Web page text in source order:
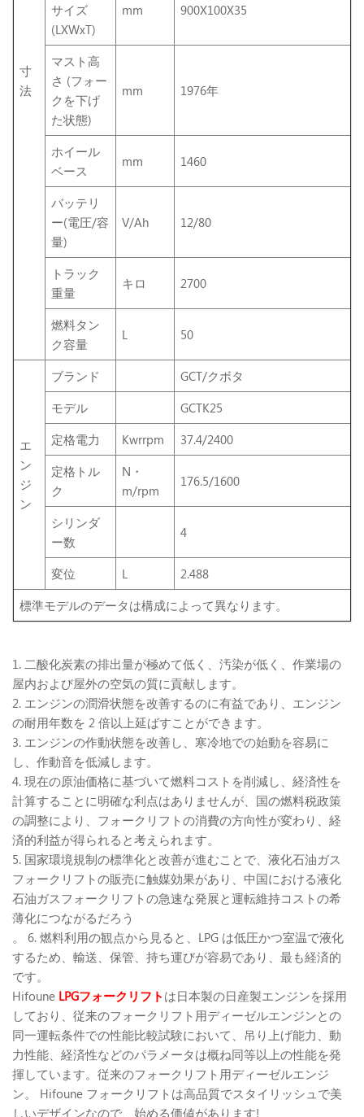
寸
法
サイズ
(LXWxT)
mm 900X100X35
マスト高
さ (フォー
クを下げ
た状態)
mm 1976年
ホイール
ベース
mm 1460
バッテリ
ー(電圧/容
量)
V/Ah 12/80
トラック
重量
キロ 2700
燃料タン
ク容量
L 50
エ
ン
ジ
ン
ブランド
GCT/クボタ
モデル
GCTK25
定格電力
Kwrrpm
37.4/2400
定格トル
ク
N・
m/rpm
176.5/1600
シリンダ
ー数
4
変位 L
2.488
標準モデルのデータは構成によって異なります。
1. 二酸化炭素の排出量が極めて低く、汚染が低く、作業場の
屋内および屋外の空気の質に貢献します。
2. エンジンの潤滑状態を改善するのに有益であり、エンジン
の耐用年数を 2 倍以上延ばすことができます。
3. エンジンの作動状態を改善し、寒冷地での始動を容易に
し、作動音を低減します。
4. 現在の原油価格に基づいて燃料コストを削減し、経済性を
計算することに明確な利点はありませんが、国の燃料税政策
の調整により、フォークリフトの消費の方向性が変わり、経
済的利益が得られると考えられます。
5. 国家環境規制の標準化と改善が進むことで、液化石油ガス
フォークリフトの販売に触媒効果があり、中国における液化
石油ガスフォークリフトの急速な発展と運転維持コストの希
薄化につながるだろう
。 6. 燃料利用の観点から見ると、LPG は低圧かつ室温で液化
するため、輸送、保管、持ち運びが容易であり、最も経済的
です。
Hifoune LPGフォークリフト は日本製の日産製エンジンを採用
しており、従来のフォークリフト用ディーゼルエンジンとの
同一運転条件での性能比較試験において、吊り上げ能力、動
力性能、経済性などのパラメータは概ね同等以上の性能を発
揮しています。従来のフォークリフト用ディーゼルエンジ
ン。 Hifoune フォークリフトは高品質でスタイリッシュで美
しいデザインなので、始める価値があります!